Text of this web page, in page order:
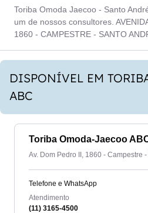
Toriba Omoda Jaecoo - Santo
um de nossos consultores.
1860 - CAMPESTRE - SANTO
DISPONÍVEL EM
ABC
Toriba Omoda-Jaecoo
Av. Dom Pedro II, 1860 - Campestre
Telefone e WhatsApp
Atendimento
(11) 3165-4500